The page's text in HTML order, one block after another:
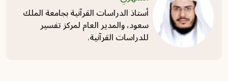
أستاذ الدراسات القرآنية بجامعة الملك
سعود، والمدير العام لمركز تفسير
للدراسات القرآنية.